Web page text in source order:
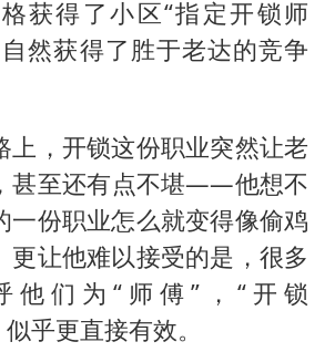
获得了小区“指定开锁师
然获得了胜于老达的竞争
上，开锁这份职业突然让老
甚至还有点不堪——他想不
一份职业怎么就变得像偷鸡
更让他难以接受的是，很多
他们为“师傅”，“开锁
似乎更直接有效。